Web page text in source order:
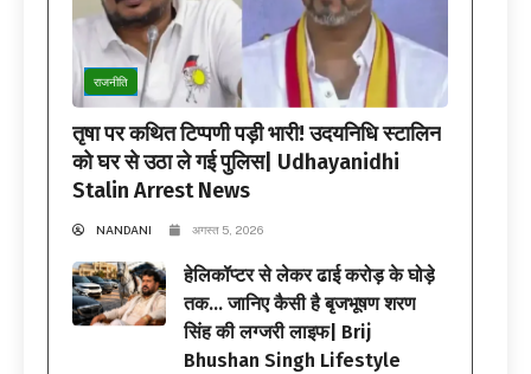
राजनीति
तृषा पर कथित टिप्पणी पड़ी भारी! उदयनिधि स्टालिन
को घर से उठा ले गई पुलिस| Udhayanidhi
Stalin Arrest News
NANDANI अगस्त 5, 2026
हेलिकॉप्टर से लेकर ढाई करोड़ के घोड़े
तक… जानिए कैसी है बृजभूषण शरण
सिंह की लग्जरी लाइफ| Brij
Bhushan Singh Lifestyle